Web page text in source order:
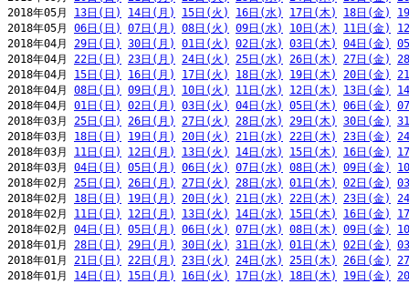
2018年05月 13日(日) 14日(月) 15日(火) 16日(水) 17日(木) 18日(金)
2018年05月 06日(日) 07日(月) 08日(火) 09日(水) 10日(木) 11日(金)
2018年04月 29日(日) 30日(月) 01日(火) 02日(水) 03日(木) 04日(金)
2018年04月 22日(日) 23日(月) 24日(火) 25日(水) 26日(木) 27日(金)
2018年04月 15日(日) 16日(月) 17日(火) 18日(水) 19日(木) 20日(金)
2018年04月 08日(日) 09日(月) 10日(火) 11日(水) 12日(木) 13日(金)
2018年04月 01日(日) 02日(月) 03日(火) 04日(水) 05日(木) 06日(金)
2018年03月 25日(日) 26日(月) 27日(火) 28日(水) 29日(木) 30日(金)
2018年03月 18日(日) 19日(月) 20日(火) 21日(水) 22日(木) 23日(金)
2018年03月 11日(日) 12日(月) 13日(火) 14日(水) 15日(木) 16日(金)
2018年03月 04日(日) 05日(月) 06日(火) 07日(水) 08日(木) 09日(金)
2018年02月 25日(日) 26日(月) 27日(火) 28日(水) 01日(木) 02日(金)
2018年02月 18日(日) 19日(月) 20日(火) 21日(水) 22日(木) 23日(金)
2018年02月 11日(日) 12日(月) 13日(火) 14日(水) 15日(木) 16日(金)
2018年02月 04日(日) 05日(月) 06日(火) 07日(水) 08日(木) 09日(金)
2018年01月 28日(日) 29日(月) 30日(火) 31日(水) 01日(木) 02日(金)
2018年01月 21日(日) 22日(月) 23日(火) 24日(水) 25日(木) 26日(金)
2018年01月 14日(日) 15日(月) 16日(火) 17日(水) 18日(木) 19日(金)